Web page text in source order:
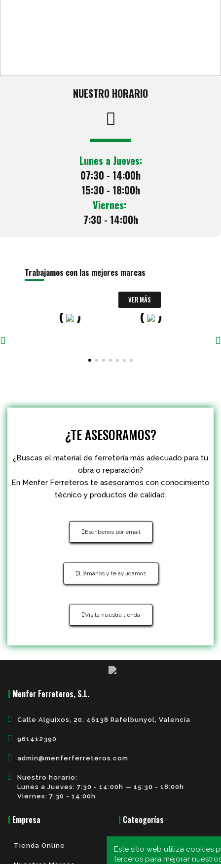
NUESTRO HORARIO
Lunes a Jueves:
07:30 - 14:00h
15:30 - 18:00h
Viernes:
7:30 - 14:00h
Trabajamos con las mejores marcas
VER MÁS
Este sitio web utiliza cookies
terceros para mejorar
¿TE ASESORAMOS?
¿Buscas el material de ferretería más adecuado para tu
obra o reparación?
En Menfer Ferreteros te asesoramos con conocimiento
técnico y productos de calidad.
Escríbenos por email
Llámanos y te ayudamos
Visita nuestra tienda
Menfer Ferreteros, S.L.
Calle Alguixos, 20, 46138 Rafelbunyol, Valencia
961412390
admin@menferferreteros.com
Nuestro horario:
Lunes a Jueves: 7:30 - 14:00h — 15:30 - 18:00h
Viernes: 7:30 - 14:00h
Empresa
Tienda Online
Cateogorías
Manivelas